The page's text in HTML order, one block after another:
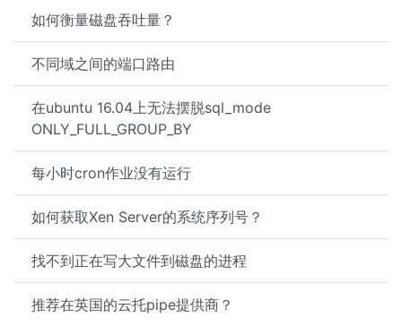
如何衡量磁盘吞吐量？
不同域之间的端口路由
在ubuntu 16.04上无法摆脱sql_mode
ONLY_FULL_GROUP_BY
每小时cron作业没有运行
如何获取Xen Server的系统序列号？
找不到正在写大文件到磁盘的进程
推荐在英国的云托pipe提供商？